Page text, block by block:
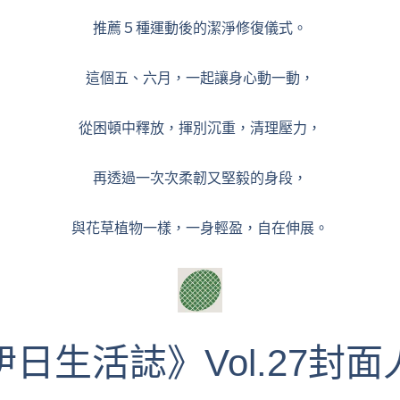
推薦５種運動後的潔淨修復儀式。
這個五、六⽉，⼀起讓⾝⼼動⼀動，
從困頓中釋放，揮別沉重，清理壓⼒，
再透過⼀次次柔韌⼜堅毅的⾝段，
與花草植物⼀樣，⼀⾝輕盈，⾃在伸展。
日生活誌》Vol.27封面